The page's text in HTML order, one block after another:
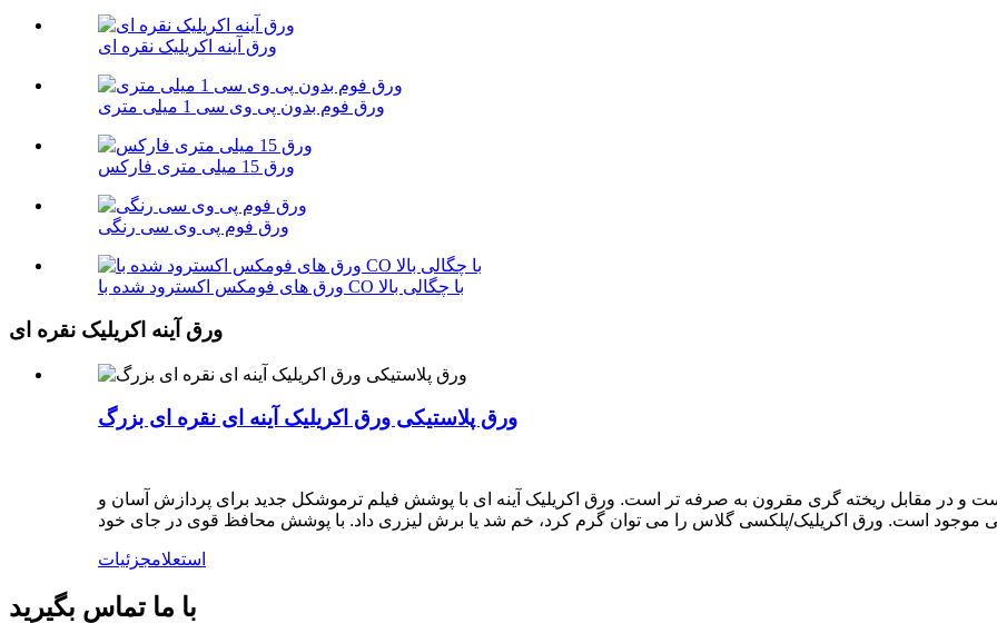
ورق آینه اکریلیک نقره ای
ورق فوم بدون پی وی سی 1 میلی متری
ورق 15 میلی متری فارکس
ورق فوم پی وی سی رنگی
ورق های فومکس اکسترود شده با CO با چگالی بالا
ورق آینه اکریلیک نقره ای
ورق پلاستیکی ورق اکریلیک آینه ای نقره ای بزرگ
و در مقابل ریخته گری مقرون به صرفه تر است. ورق اکریلیک آینه ای با پوشش فیلم ترموشکل جدید برای پردازش آسان و
استعلامجزئیات
با ما تماس بگیرید